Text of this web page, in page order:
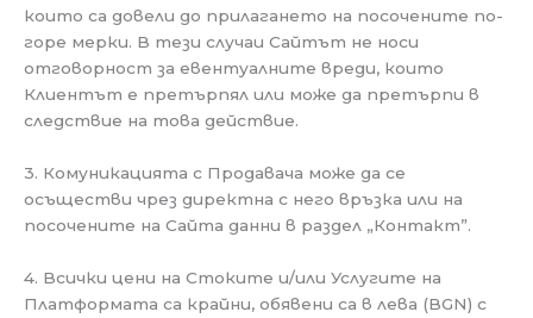
които са довели до прилагането на посочените по-
горе мерки. В тези случаи Сайтът не носи
отговорност за евентуалните вреди, които
Клиентът е претърпял или може да претърпи в
следствие на това действие.
3. Комуникацията с Продавача може да се
осъществи чрез директна с него връзка или на
посочените на Сайта данни в раздел „Контакт”.
4. Всички цени на Стоките и/или Услугите на
Платформата са крайни, обявени са в лева (BGN) с